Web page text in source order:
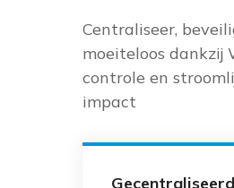
Centraliseer,
moeiteloos dankzij
controle en
impact